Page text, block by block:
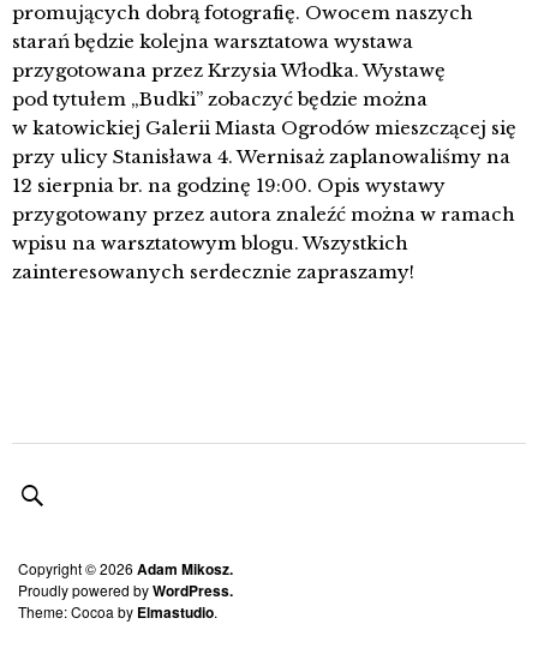
promujących dobrą fotografię. Owocem naszych
starań będzie kolejna warsztatowa wystawa
przygotowana przez Krzysia Włodka. Wystawę
pod tytułem „Budki” zobaczyć będzie można
w katowickiej Galerii Miasta Ogrodów mieszczącej się
przy ulicy Stanisława 4. Wernisaż zaplanowaliśmy na
12 sierpnia br. na godzinę 19:00. Opis wystawy
przygotowany przez autora znaleźć można w ramach
wpisu na warsztatowym blogu. Wszystkich
zainteresowanych serdecznie zapraszamy!
Copyright © 2026 Adam Mikosz.
Proudly powered byWordPress.
Theme: Cocoa by Elmastudio.